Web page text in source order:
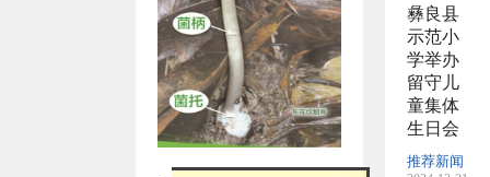
彝良县
示范小
学举办
留守儿
童集体
生日会
推荐新闻